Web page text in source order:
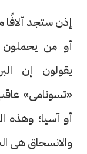
إذن ستجد
أو من يحملون
يقولون إن
«تسونامى»
أو آسيا؛ وهذه
والانسحاق هى